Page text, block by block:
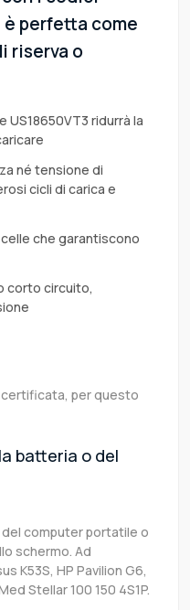
è perfetta come
riserva o
ridurrà la
né tensione di
cicli di carica e
che garantiscono
corto circuito,
per questo
batteria o del
computer portatile o
schermo. Ad
K53S, HP Pavilion G6,
Stellar 100 150 4S1P.